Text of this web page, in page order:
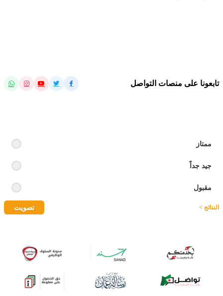
تابعونا على منصات التواصل
ممتاز
جيد جداً
مقبول
تصويت النتائج >